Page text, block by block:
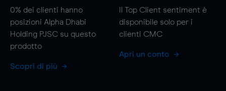
0% dei clienti hanno
posizioni Alpha Dhabi
Holding PJSC su questo
prodotto
Scopri di più
Il Top Client sentiment è
disponibile solo per i
clienti CMC
Apri un conto